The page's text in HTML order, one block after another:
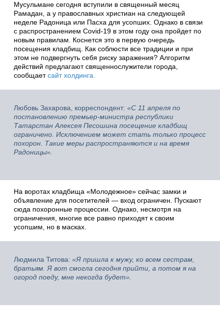
Мусульмане сегодня вступили в священный месяц
Рамадан, а у православных христиан на следующей
неделе Радоница или Пасха для усопших. Однако в связи
с распространением Covid-19 в этом году она пройдет по
новым правилам. Коснется это в первую очередь
посещения кладбищ. Как соблюсти все традиции и при
этом не подвергнуть себя риску заражения? Алгоритм
действий предлагают священнослужители города,
сообщаетсайт холдинга.
Любовь Захарова, корреспондент: «С 11 апреля по
постановлению премьер-министра республики
Татарстан Алексея Песошина посещение кладбищ
ограничено. Исключением может стать только процесс
похорон. Такие меры распространяются и на время
Радоницы».
На воротах кладбища «Молодежное» сейчас замки и
объявление для посетителей — вход ограничен. Пускают
сюда похоронные процессии. Однако, несмотря на
ограничения, многие все равно приходят к своим
усопшим, но в масках.
Людмила Титова: «Я пришла к мужу, ко всем сестрам,
братьям. Я вот смогла сегодня прийти, а потом я на
огород поеду, мне некогда будет».